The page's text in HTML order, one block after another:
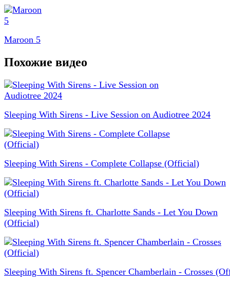
Maroon 5
Похожие видео
Sleeping With Sirens - Live Session on Audiotree 2024
Sleeping With Sirens - Complete Collapse (Official)
Sleeping With Sirens ft. Charlotte Sands - Let You Down
(Official)
Sleeping With Sirens ft. Spencer Chamberlain - Crosses